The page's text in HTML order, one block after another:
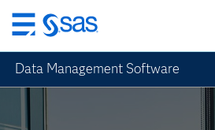
Passer
au
contenu
principal
Data Management Software